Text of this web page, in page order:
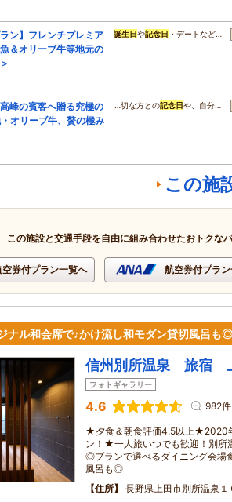
ン】フレンチプレミア
＆オリーブ牛等地元の
誕生日や記念日 ・デートなど…
峰の賓客へ贈る究極の
オリーブ牛、贅の極み
…切な方との記念日や、自分…
この施
この施設と交通手段を自由に組み合わせたおトクな
空券付プラン一覧へ 航空券付プラ
ナル和会席で♪かけ流し和モダン貸切風呂も◎
信州別所温泉 旅宿
フォトギャラリー
4.6 982件
★夕食＆朝食評価4.5以上★2020
ン！★一人旅いつでも歓迎！別所
◎プランで選べるダイニング会場
風呂も◎
住所
長野県上田市別所温泉１